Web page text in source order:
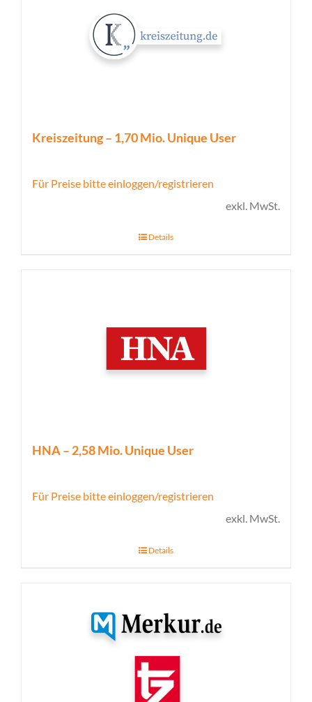
Kreiszeitung – 1,70 Mio. Unique User
Für Preise bitte einloggen/registrieren
exkl. MwSt.
Details
HNA – 2,58 Mio. Unique User
Für Preise bitte einloggen/registrieren
exkl. MwSt.
Details